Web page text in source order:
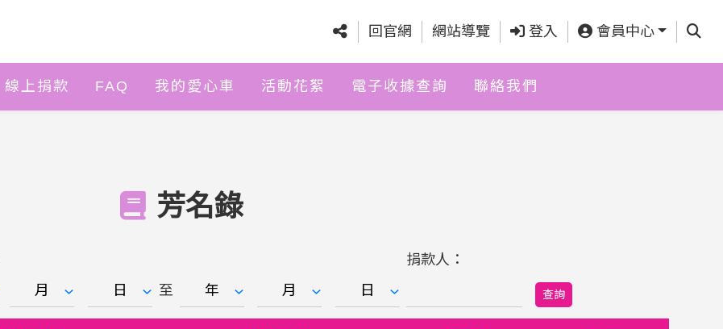
回官網 網站導覽 登入 會員中心 查詢
線上捐款 FAQ 我的愛心車 活動花絮 電子收據查詢 聯絡我們
芳名錄
至
捐款人：
查詢